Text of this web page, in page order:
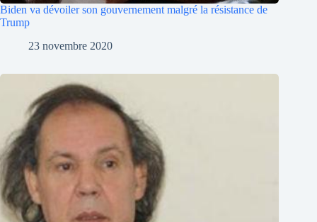
Biden va dévoiler son gouvernement malgré la résistance de
Trump
23 novembre 2020